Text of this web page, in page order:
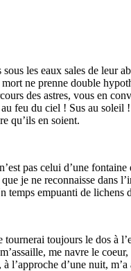
les eaux sales de leur
ne prenne double
des astres, vous en
feu du ciel ! Sus au soleil
qu’ils en soient.
pas celui d’une
je ne reconnaisse dans
temps empuanti de lichens
toujours le dos à
me navre le
l’approche d’une nuit,